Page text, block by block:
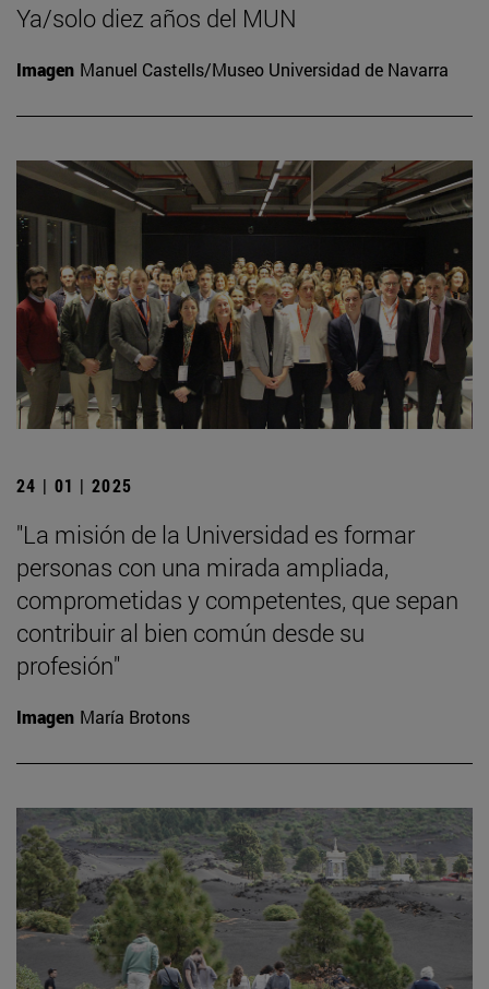
Ya/solo diez años del MUN
Imagen Manuel Castells/Museo Universidad de Navarra
24 | 01 | 2025
"La misión de la Universidad es formar
personas con una mirada ampliada,
comprometidas y competentes, que sepan
contribuir al bien común desde su
profesión"
Imagen María Brotons